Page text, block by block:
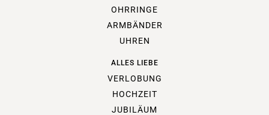
OHRRINGE
ARMBÄNDER
UHREN
ALLES LIEBE
VERLOBUNG
HOCHZEIT
JUBILÄUM